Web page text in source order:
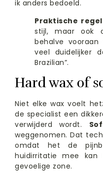
ik anders bedoeld.
Praktische
stijl, maar ook
behalve vooraan
veel duidelijker
Brazilian”.
Hard wax of
Niet elke wax voelt
de specialist een
verwijderd wordt.
weggenomen. Dat
omdat het de
huidirritatie mee kan
gevoelige zone.